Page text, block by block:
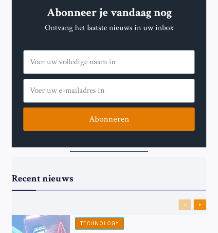
VOOR
HELE
Abonneer je vandaag nog
Ontvang het laatste nieuws in uw inbox
Abonneren
Recent nieuws
Previous
Next
TECHNOLOGY